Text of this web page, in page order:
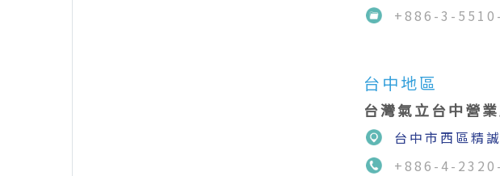
+886-3-
台中地區
台灣氣立台中營
台中市西區精
+886-4-